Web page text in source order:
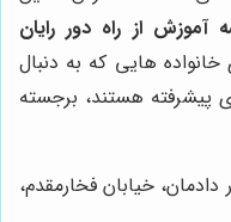
آموزش از راه دور رایان
هایی که به دنبال
هستند، برجسته
خیابان فخارمقدم،